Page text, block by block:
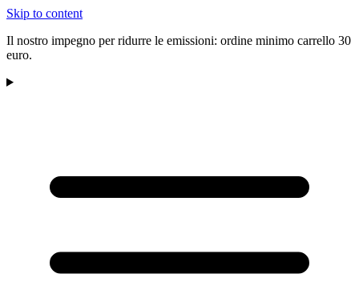
Skip to content
Il nostro impegno per ridurre le emissioni: ordine minimo carrello 30
euro.